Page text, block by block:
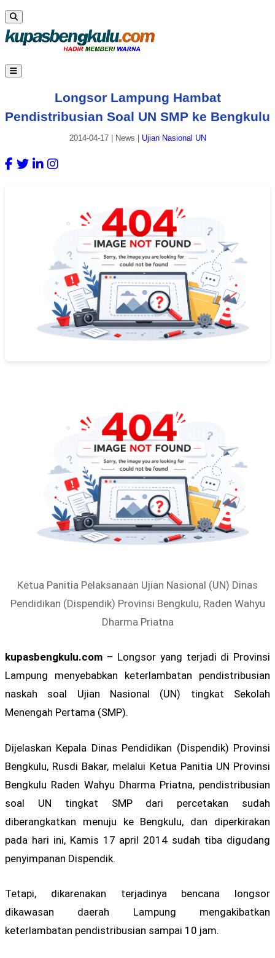
Longsor Lampung Hambat
Pendistribusian Soal UN SMP ke Bengkulu
2014-04-17| News Ujian Nasional UN
Ketua Panitia Pelaksanaan Ujian Nasional (UN) Dinas
Pendidikan (Dispendik) Provinsi Bengkulu, Raden Wahyu
Dharma Priatna
kupasbengkulu.com – Longsor yang terjadi di Provinsi
Lampung menyebabkan keterlambatan pendistribusian
naskah soal Ujian Nasional (UN) tingkat Sekolah
Menengah Pertama (SMP).
Dijelaskan Kepala Dinas Pendidikan (Dispendik) Provinsi
Bengkulu, Rusdi Bakar, melalui Ketua Panitia UN Provinsi
Bengkulu Raden Wahyu Dharma Priatna, pendistribusian
soal UN tingkat SMP dari percetakan sudah
diberangkatkan menuju ke Bengkulu, dan diperkirakan
pada hari ini, Kamis 17 april 2014 sudah tiba digudang
penyimpanan Dispendik.
Tetapi, dikarenakan terjadinya bencana longsor
dikawasan daerah Lampung mengakibatkan
keterlambatan pendistribusian sampai 10 jam.